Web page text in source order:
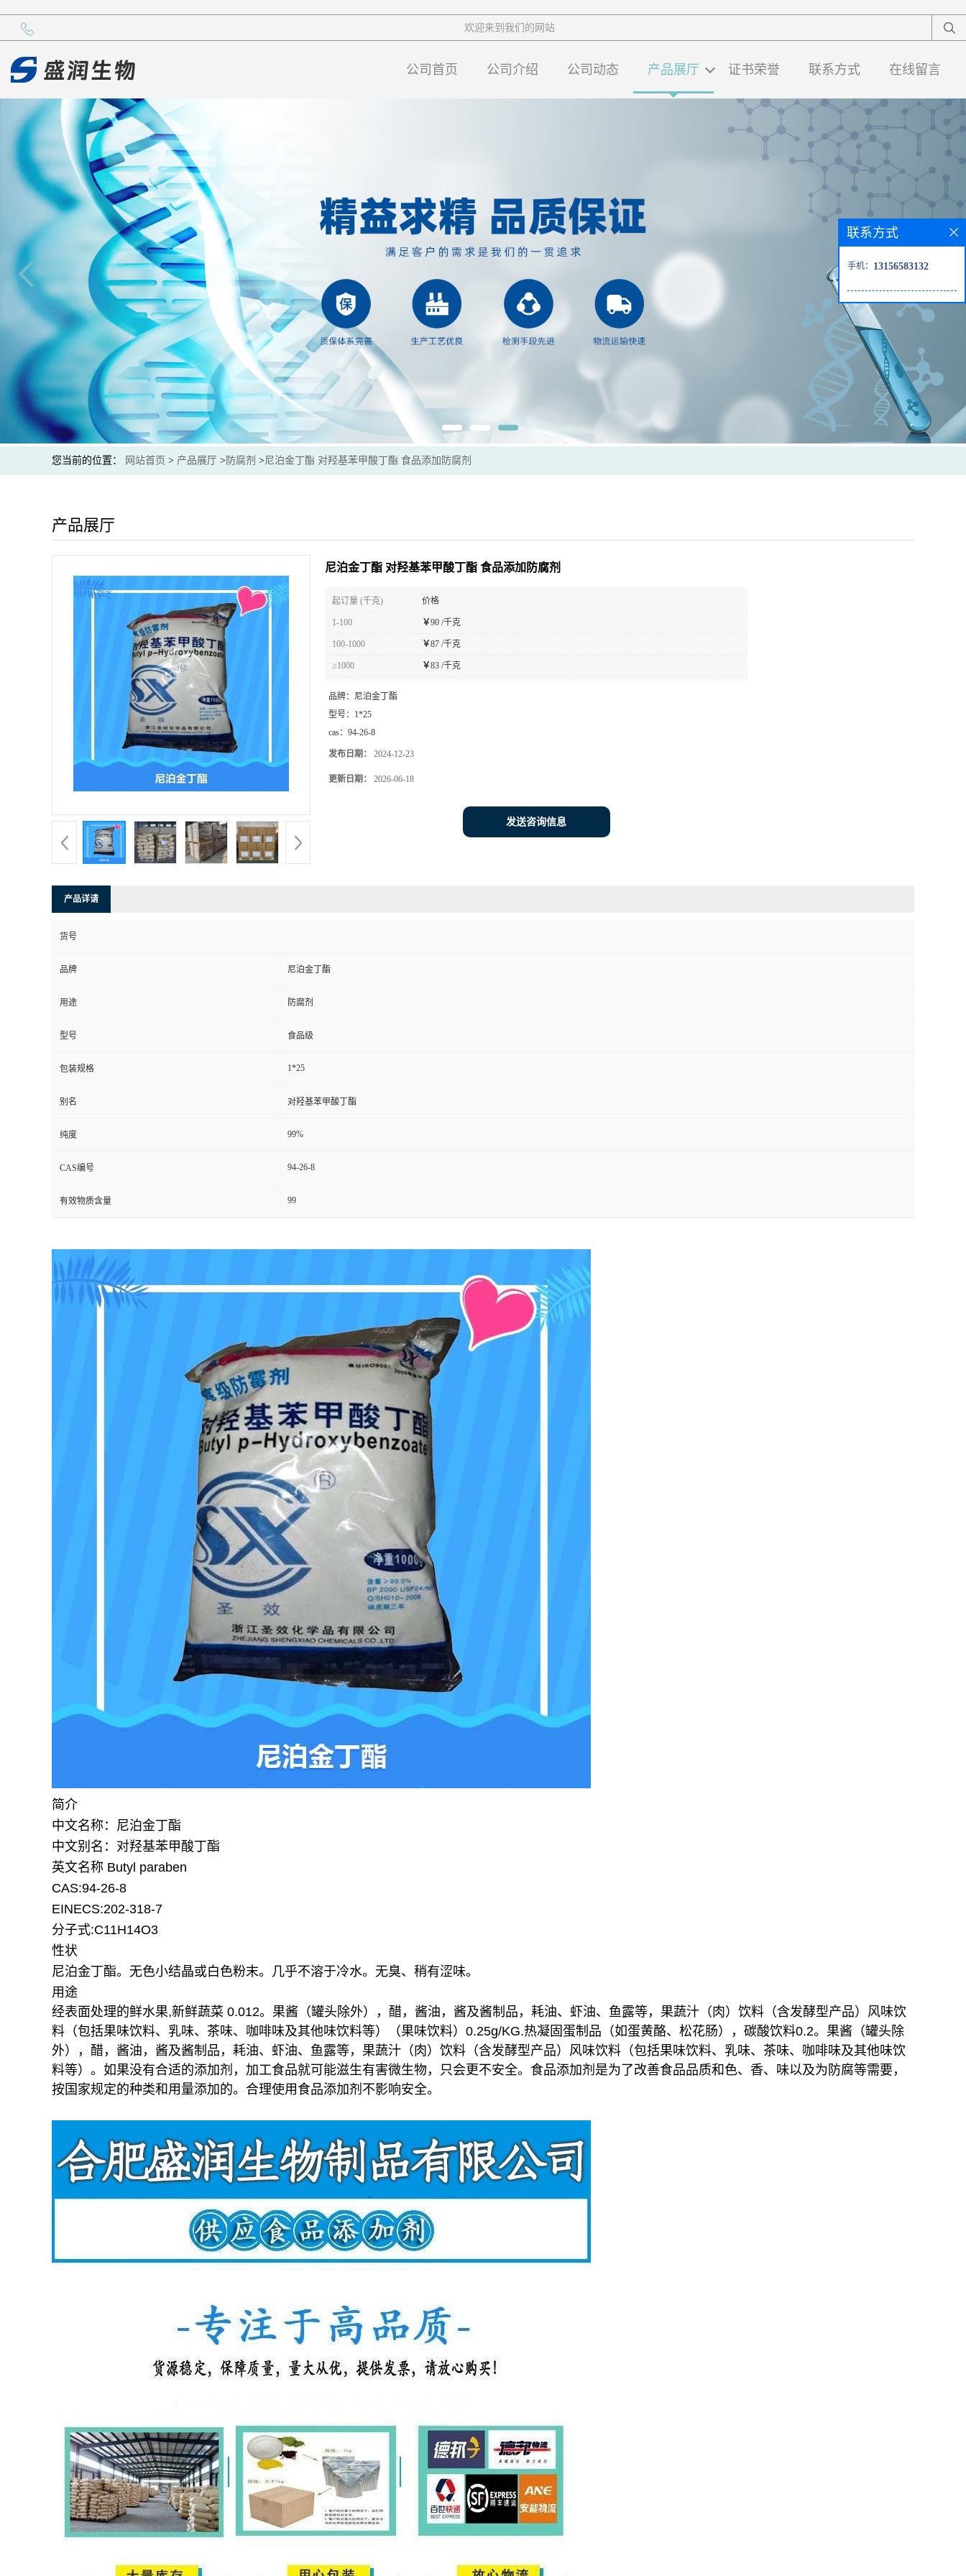
欢迎来到我们的网站
公司首页 公司介绍 公司动态 产品展厅 证书荣誉 联系方式 在线留言
您当前的位置： 网站首页 > 产品展厅 > 防腐剂 >尼泊金丁酯 对羟基苯甲酸丁酯 食品添加防腐剂
产品展厅
尼泊金丁酯 对羟基苯甲酸丁酯 食品添加防腐剂
起订量 (千克) 价格
1-100 ￥90 /千克
100-1000 ￥87 /千克
≥1000 ￥83 /千克
品牌： 尼泊金丁酯
型号： 1*25
cas： 94-26-8
发布日期： 2024-12-23
更新日期： 2026-06-18
发送咨询信息
产品详请
货号
品牌 尼泊金丁酯
用途 防腐剂
型号 食品级
包装规格 1*25
别名 对羟基苯甲酸丁酯
纯度 99%
CAS编号 94-26-8
有效物质含量 99
简介
中文名称： 尼泊金丁酯
中文别名： 对羟基苯甲酸丁酯
英文名称 Butyl paraben
CAS:94-26-8
EINECS:202-318-7
分子式:C11H14O3
性状
尼泊金丁酯。无色小结晶或白色粉末。几乎不溶于冷水。无臭、稍有涩味。
用途
经表面处理的鲜水果,新鲜蔬菜 0.012。果酱（罐头除外），醋，酱油，酱及酱制品，耗油、虾油、鱼露等，果蔬汁（肉）饮料（含发酵型产品）风味饮
料（包括果味饮料、乳味、茶味、咖啡味及其他味饮料等）（果味饮料）0.25g/KG.热凝固蛋制品（如蛋黄酪、松花肠），碳酸饮料0.2。 果酱（罐头除
外），醋，酱油，酱及酱制品，耗油、虾油、鱼露等，果蔬汁（肉）饮料（含发酵型产品）风味饮料（包括果味饮料、乳味、茶味、咖啡味及其他味饮
料等）。如果没有合适的添加剂，加工食品就可能滋生有害微生物，只会更不安全。食品添加剂是为了改善食品品质和色、香、味以及为防腐等需要，
按国家规定的种类和用量添加的。合理使用食品添加剂不影响安全。
联系方式
手机： 13156583132